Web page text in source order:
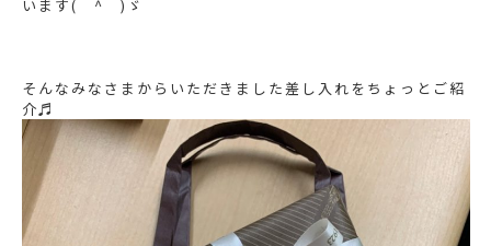
います(￣^￣)ゞ
そんなみなさまからいただきました差し入れをちょっとご紹
介♬